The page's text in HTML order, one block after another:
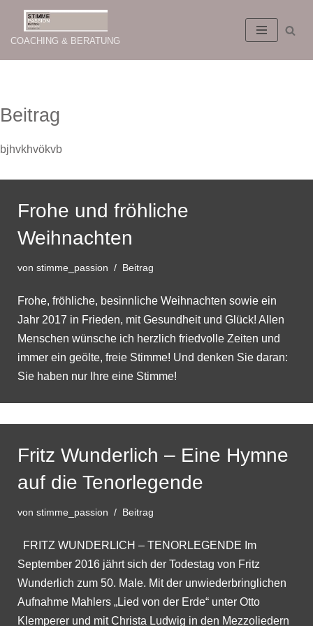
Zum
Inhalt
COACHING & BERATUNG
Beitrag
bjhvkhvökvb
Frohe und fröhliche
Weihnachten
von stimme_passion Beitrag
Frohe, fröhliche, besinnliche Weihnachten sowie ein
Jahr 2017 in Frieden, mit Gesundheit und Glück! Allen
Menschen wünsche ich herzlich friedvolle Zeiten und
immer ein geölte, freie Stimme! Und denken Sie daran:
Sie haben nur Ihre eine Stimme!
Fritz Wunderlich – Eine Hymne
auf die Tenorlegende
von stimme_passion Beitrag
FRITZ WUNDERLICH – TENORLEGENDE Im
September 2016 jährt sich der Todestag von Fritz
Wunderlich zum 50. Male. Mit der unwiederbringlichen
Aufnahme Mahlers „Lied von der Erde“ unter Otto
Klemperer und mit Christa Ludwig in den Mezzoliedern